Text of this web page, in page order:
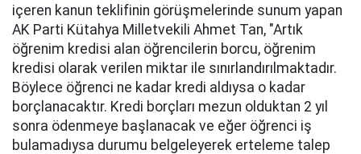
içeren kanun teklifinin görüşmelerinde sunum yapan
AK Parti Kütahya Milletvekili Ahmet Tan, "Artık
öğrenim kredisi alan öğrencilerin borcu, öğrenim
kredisi olarak verilen miktar ile sınırlandırılmaktadır.
Böylece öğrenci ne kadar kredi aldıysa o kadar
borçlanacaktır. Kredi borçları mezun olduktan 2 yıl
sonra ödenmeye başlanacak ve eğer öğrenci iş
bulamadıysa durumu belgeleyerek erteleme talep